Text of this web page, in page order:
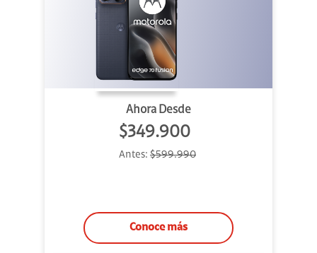
Ahora Desde
$349.900
Antes: $599.990
Conoce más